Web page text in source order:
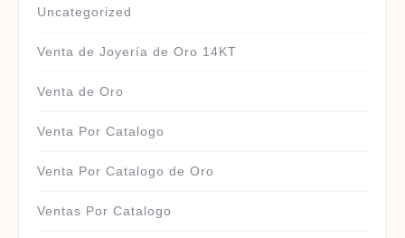
Uncategorized
Venta de Joyería de Oro 14KT
Venta de Oro
Venta Por Catalogo
Venta Por Catalogo de Oro
Ventas Por Catalogo